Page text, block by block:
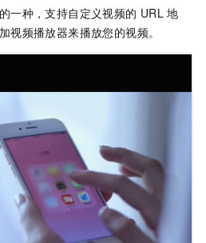
一种，支持自定义视频的 URL 地
视频播放器来播放您的视频。